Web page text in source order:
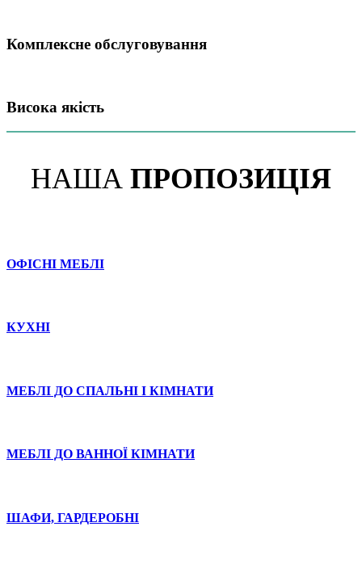
Комплексне обслуговування
Висока якість
НАША ПРОПОЗИЦІЯ
ОФІСНІ МЕБЛІ
КУХНІ
МЕБЛІ ДО СПАЛЬНІ І КІМНАТИ
МЕБЛІ ДО ВАННОЇ КІМНАТИ
ШАФИ, ГАРДЕРОБНІ